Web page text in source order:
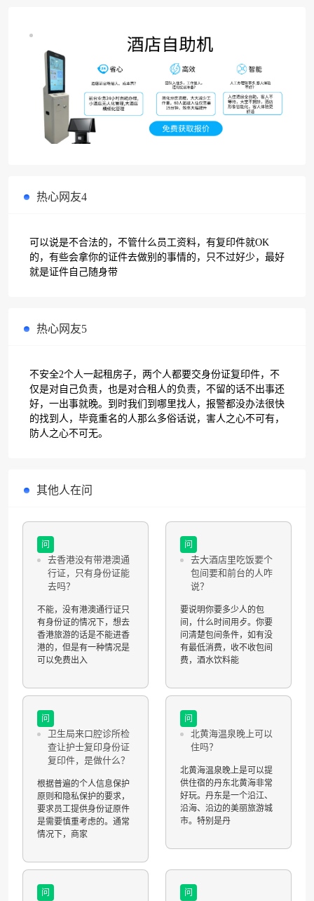
热心网友4
可以说是不合法的，不管什么员工资料，有复印件就OK
的，有些会拿你的证件去做别的事情的，只不过好少，最好
就是证件自己随身带
热心网友5
不安全2个人一起租房子，两个人都要交身份证复印件，不
仅是对自己负责，也是对合租人的负责，不留的话不出事还
好，一出事就晚。到时我们到哪里找人，报警都没办法很快
的找到人，毕竟重名的人那么多俗话说，害人之心不可有，
防人之心不可无。
其他人在问
问
去香港没有带港澳通
行证，只有身份证能
去吗？
不能，没有港澳通行证只
有身份证的情况下，想去
香港旅游的话是不能进香
港的，但是有一种情况是
可以免费出入
问
去大酒店里吃饭要个
包间要和前台的人咋
说？
要说明你要多少人的包
间，什么时间用歺。你要
问清楚包间条件，如有没
有最低消费，收不收包间
费，酒水饮料能
问
卫生局来口腔诊所检
查让护士复印身份证
复印件，是做什么？
根据普遍的个人信息保护
原则和隐私保护的要求，
要求员工提供身份证原件
是需要慎重考虑的。通常
情况下，商家
问
北黄海温泉晚上可以
住吗？
北黄海温泉晚上是可以提
供住宿的丹东北黄海非常
好玩。丹东是一个沿江、
沿海、沿边的美丽旅游城
市。特别是丹
问 问